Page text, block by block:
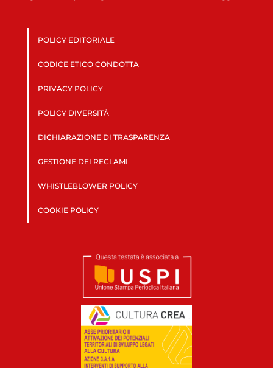
POLICY EDITORIALE
CODICE ETICO CONDOTTA
PRIVACY POLICY
POLICY DIVERSITÀ
DICHIARAZIONE DI TRASPARENZA
GESTIONE DEI RECLAMI
WHISTLEBLOWER POLICY
COOKIE POLICY